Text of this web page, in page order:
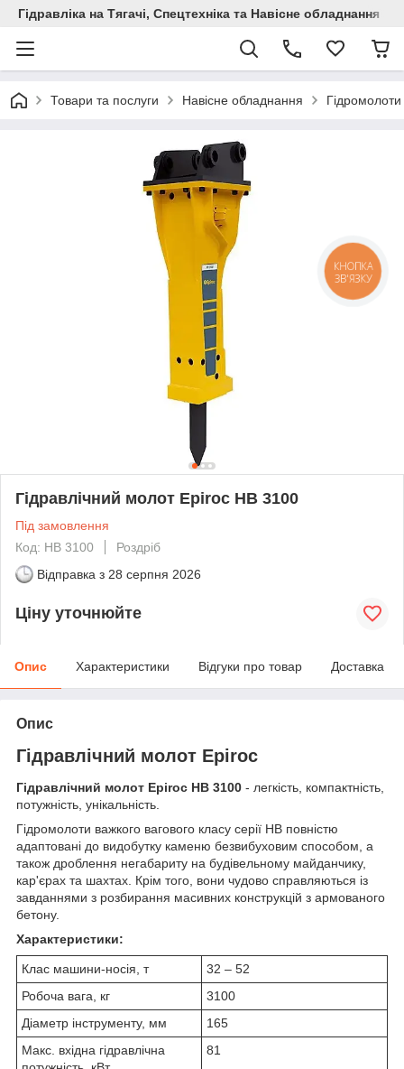
Гідравліка на Тягачі, Спецтехніка та Навісне обладнання
Товари та послуги Навісне обладнання Гідромолоти
Гідравлічний молот Epiroc HB 3100
Під замовлення
Код: HB 3100
Роздріб
Відправка з 28 серпня 2026
Ціну уточнюйте
Опис Характеристики Відгуки про товар Доставка
Опис
Гідравлічний молот Epiroc
Гідравлічний молот Epiroc HB 3100 - легкість, компактність,
потужність, унікальність.
Гідромолоти важкого вагового класу серії HB повністю
адаптовані до видобутку каменю безвибуховим способом, а
також дроблення негабариту на будівельному майданчику,
кар'єрах та шахтах. Крім того, вони чудово справляються із
завданнями з розбирання масивних конструкцій з армованого
бетону.
Характеристики:
Клас машини-носія, т
32 – 52
Робоча вага, кг
3100
Діаметр інструменту, мм
165
Макс. вхідна гідравлічна
81
КНОПКА
ЗВ'ЯЗКУ